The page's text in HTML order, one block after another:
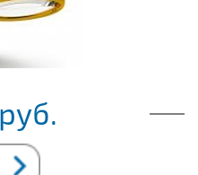
руб.